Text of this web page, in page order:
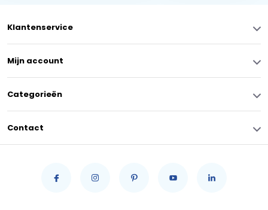
Klantenservice
Mijn account
Categorieën
Contact